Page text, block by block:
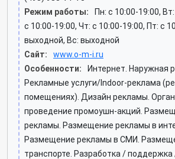
Режим работы:
Пн: c 10:00-19:00,
c 10:00-19:00, Чт: c 10:00-19:00, Пт: c
выходной, Вс: выходной
Сайт:
www.o-m-i.ru
Особенности:
Интернет. Наружная
Рекламные услуги/Indoor-реклама
помещениях). Дизайн рекламы.
проведение промоушн-акций.
рекламы. Размещение рекламы в
Размещение рекламы в СМИ.
транспорте. Разработка /